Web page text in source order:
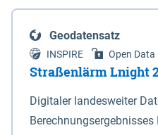
projizierte Koordinaten im
Terrestrischen
der Universalen
bezogen auf die Zone 32
(Anlage 4); Gleiches gilt
Geodatensatz
INSPIRE Open Data
Straßenlärm Lnight
Digitaler landesweiter